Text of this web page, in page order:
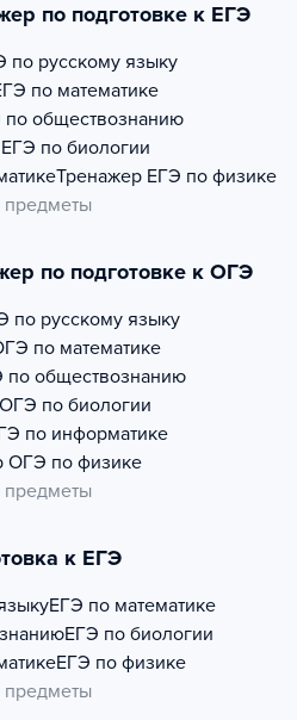
по подготовке к ЕГЭ
по русскому языку
по математике
по обществознанию
ЕГЭ по биологии
Тренажер ЕГЭ по физике
предметы
по подготовке к ОГЭ
по русскому языку
по математике
обществознанию
ОГЭ по биологии
по информатике
ОГЭ по физике
предметы
к ЕГЭ
ЕГЭ по математике
ЕГЭ по биологии
ЕГЭ по физике
предметы